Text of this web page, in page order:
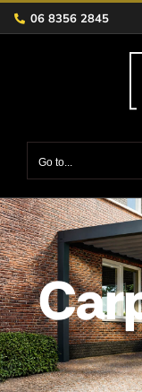
Skip
to
06 8356 2845
Go to...